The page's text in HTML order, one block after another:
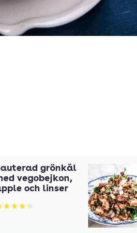
grönkål
vegobejkon,
och linser
4.27 av 5